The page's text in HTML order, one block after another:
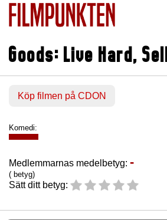
Goods: Live Hard,
Köp filmen på CDON
Komedi:
Medlemmarnas medelbetyg: -
( betyg)
Sätt ditt betyg: